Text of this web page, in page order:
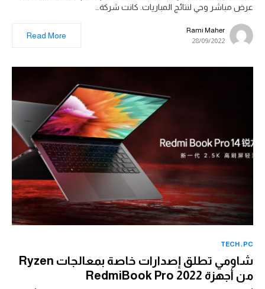
عرض مباشر وحي لنتائج المباريات. كانت شركة…
Rami Maher
28/09/2022
Read More
PC
TECH
شاومي تطلق إصدارات خاصة بمعالجات Ryzen
من أجهزة RedmiBook Pro 2022